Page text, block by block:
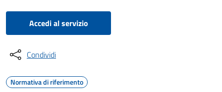
Accedi al servizio
Condividi
Normativa di riferimento